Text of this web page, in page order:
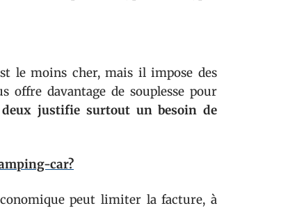
le moins cher, mais il impose des
offre davantage de souplesse pour
justifie surtout un besoin de
car?
peut limiter la facture, à